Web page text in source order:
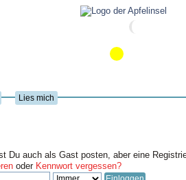
Lies mich
Du auch als Gast posten, aber eine
oder Kennwort vergessen?